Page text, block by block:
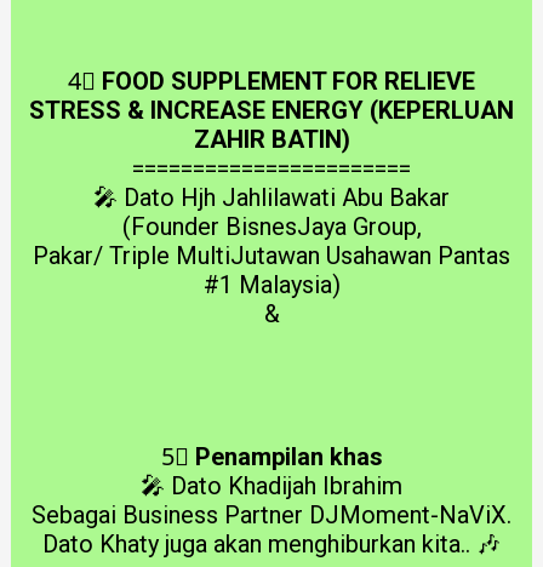
4⃣ FOOD SUPPLEMENT FOR RELIEVE
STRESS & INCREASE ENERGY (KEPERLUAN
ZAHIR BATIN)
=======================
🎤 Dato Hjh Jahlilawati Abu Bakar
(Founder BisnesJaya Group,
Pakar/ Triple MultiJutawan Usahawan Pantas
#1 Malaysia)
&
5⃣ Penampilan khas
🎤 Dato Khadijah Ibrahim
Sebagai Business Partner DJMoment-NaViX.
Dato Khaty juga akan menghiburkan kita.. 🎶